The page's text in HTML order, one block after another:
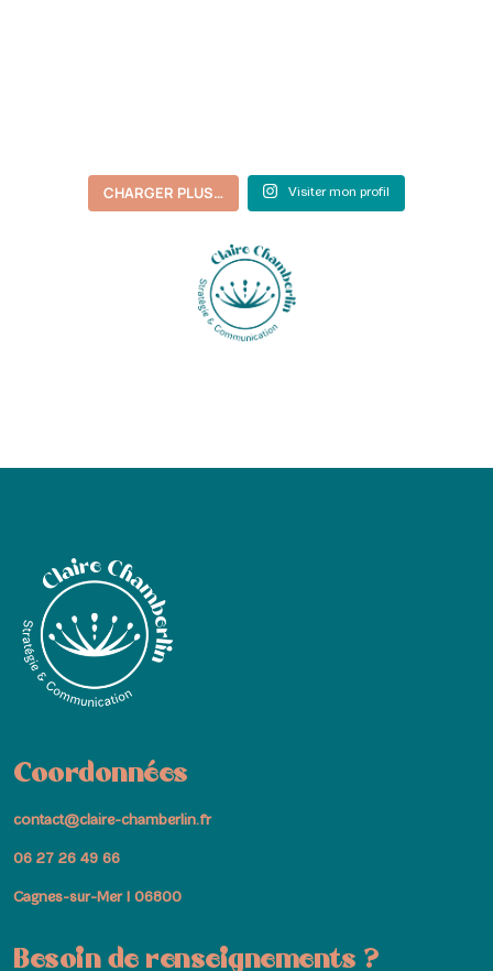
CHARGER PLUS… Visiter mon profil
Coordonnées
contact@claire-chamberlin.fr
06 27 26 49 66
Cagnes-sur-Mer I 06800
Besoin de renseignements ?